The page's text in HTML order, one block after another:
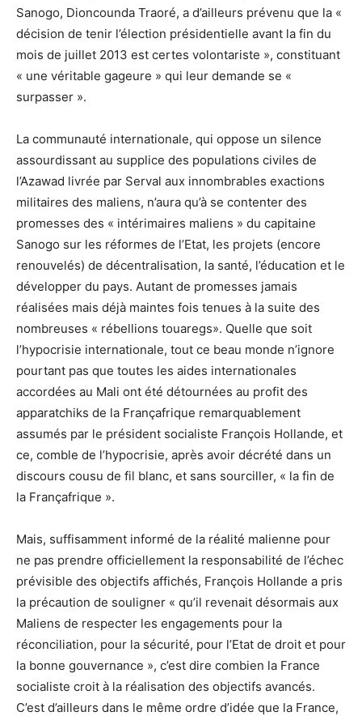
Sanogo, Dioncounda Traoré, a d’ailleurs prévenu que la «
décision de tenir l’élection présidentielle avant la fin du
mois de juillet 2013 est certes volontariste », constituant
« une véritable gageure » qui leur demande se «
surpasser ».
La communauté internationale, qui oppose un silence
assourdissant au supplice des populations civiles de
l’Azawad livrée par Serval aux innombrables exactions
militaires des maliens, n’aura qu’à se contenter des
promesses des « intérimaires maliens » du capitaine
Sanogo sur les réformes de l’Etat, les projets (encore
renouvelés) de décentralisation, la santé, l’éducation et le
développer du pays. Autant de promesses jamais
réalisées mais déjà maintes fois tenues à la suite des
nombreuses « rébellions touaregs». Quelle que soit
l’hypocrisie internationale, tout ce beau monde n’ignore
pourtant pas que toutes les aides internationales
accordées au Mali ont été détournées au profit des
apparatchiks de la Françafrique remarquablement
assumés par le président socialiste François Hollande, et
ce, comble de l’hypocrisie, après avoir décrété dans un
discours cousu de fil blanc, et sans sourciller, « la fin de
la Françafrique ».
Mais, suffisamment informé de la réalité malienne pour
ne pas prendre officiellement la responsabilité de l’échec
prévisible des objectifs affichés, François Hollande a pris
la précaution de souligner « qu’il revenait désormais aux
Maliens de respecter les engagements pour la
réconciliation, pour la sécurité, pour l’Etat de droit et pour
la bonne gouvernance », c’est dire combien la France
socialiste croit à la réalisation des objectifs avancés.
C’est d’ailleurs dans le même ordre d’idée que la France,